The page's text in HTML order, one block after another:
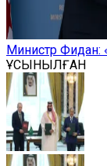
Министр Фидан:
ҰСЫНЫЛҒАН